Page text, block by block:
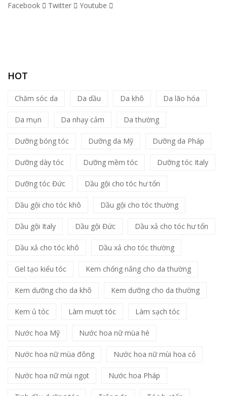
Facebook Twitter Youtube
HOT
Chăm sóc da Da dầu Da khô Da lão hóa
Da mụn Da nhạy cảm Da thường
Dưỡng bóng tóc Dưỡng da Mỹ Dưỡng da Pháp
Dưỡng dày tóc Dưỡng mềm tóc Dưỡng tóc Italy
Dưỡng tóc Đức Dầu gội cho tóc hư tổn
Dầu gội cho tóc khô Dầu gội cho tóc thường
Dầu gội Italy Dầu gội Đức Dầu xả cho tóc hư tổn
Dầu xả cho tóc khô Dầu xả cho tóc thường
Gel tạo kiểu tóc Kem chống nắng cho da thường
Kem dưỡng cho da khô Kem dưỡng cho da thường
Kem ủ tóc Làm mượt tóc Làm sạch tóc
Nước hoa Mỹ Nước hoa nữ mùa hè
Nước hoa nữ mùa đông Nước hoa nữ mùi hoa cỏ
Nước hoa nữ mùi ngọt Nước hoa Pháp